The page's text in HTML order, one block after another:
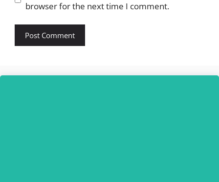
browser for the next time I comment.